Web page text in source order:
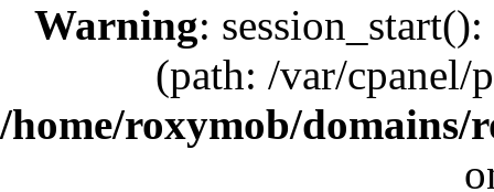
Warning:
(path: /var/cpanel/
/home/roxymob/